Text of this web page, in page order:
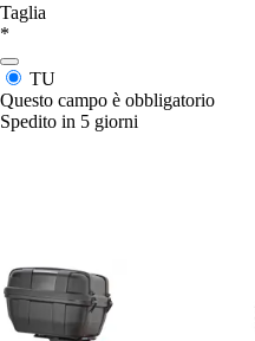
Taglia
*
TU
Questo campo è obbligatorio
Spedito in 5 giorni